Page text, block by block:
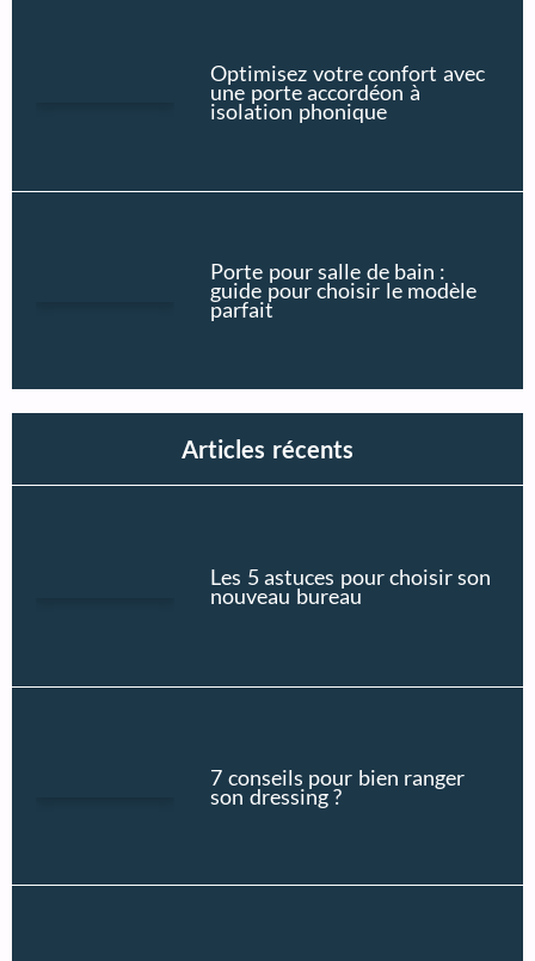
Optimisez votre confort avec
une porte accordéon à
isolation phonique
Porte pour salle de bain :
guide pour choisir le modèle
parfait
Articles récents
Les 5 astuces pour choisir son
nouveau bureau
7 conseils pour bien ranger
son dressing ?